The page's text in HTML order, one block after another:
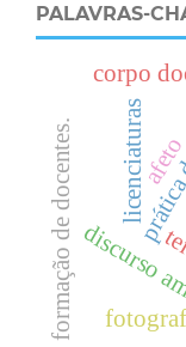
PALAVRAS-
corpo
discurso
licenciaturas
formação de docentes. afeto